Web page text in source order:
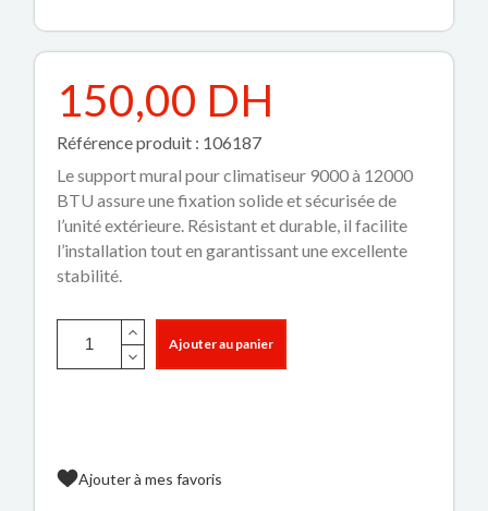
150,00 DH
Référence produit : 106187
Le support mural pour climatiseur 9000 à 12000
BTU assure une fixation solide et sécurisée de
l’unité extérieure. Résistant et durable, il facilite
l’installation tout en garantissant une excellente
stabilité.
Ajouter au panier
Ajouter à mes favoris